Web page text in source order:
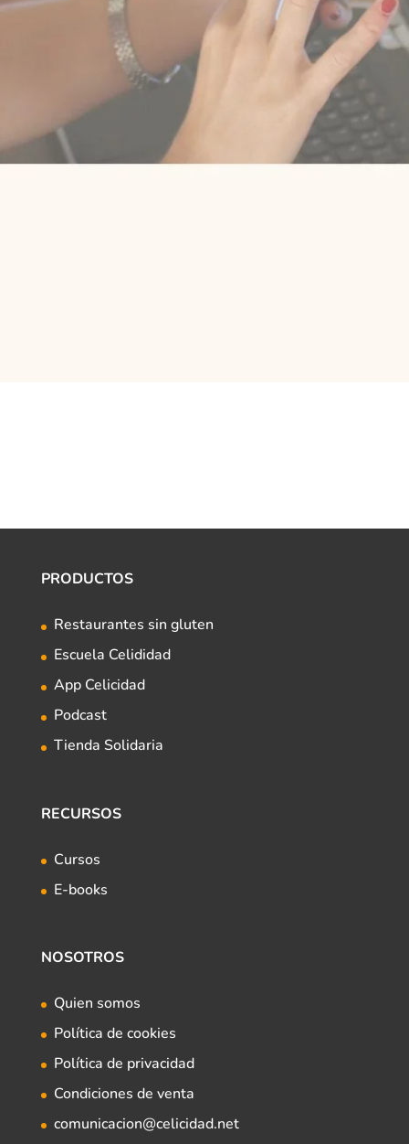
PRODUCTOS
Restaurantes sin gluten
Escuela Celididad
App Celicidad
Podcast
Tienda Solidaria
RECURSOS
Cursos
E-books
NOSOTROS
Quien somos
Política de cookies
Política de privacidad
Condiciones de venta
comunicacion@celicidad.net